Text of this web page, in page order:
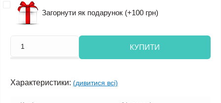
Загорнути як подарунок (+100 грн)
КУПИТИ
Характеристики: (дивитися всі)